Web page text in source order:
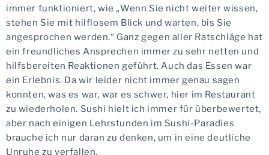
immer funktioniert, wie „Wenn Sie nicht weiter wissen,
stehen Sie mit hilflosem Blick und warten, bis Sie
angesprochen werden.“ Ganz gegen aller Ratschläge hat
ein freundliches Ansprechen immer zu sehr netten und
hilfsbereiten Reaktionen geführt. Auch das Essen war
ein Erlebnis. Da wir leider nicht immer genau sagen
konnten, was es war, war es schwer, hier im Restaurant
zu wiederholen. Sushi hielt ich immer für überbewertet,
aber nach einigen Lehrstunden im Sushi-Paradies
brauche ich nur daran zu denken, um in eine deutliche
Unruhe zu verfallen.